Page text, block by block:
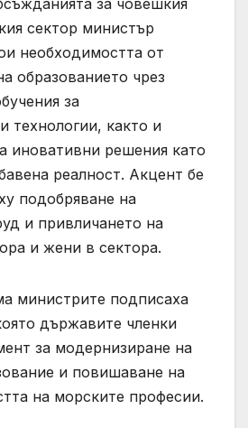
за човешкия
сектор министър
необходимостта от
образованието чрез
за
технологии, както и
иновативни решения като
реалност. Акцент бе
подобряване на
и привличането на
и жени в сектора.
министрите подписаха
държавите членки
за модернизиране на
и повишаване на
на морските професии.